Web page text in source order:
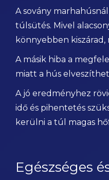
A sovány
túlsütés. Mivel
könnyebben kiszárad,
A másik hiba a
miatt a hús
A jó eredményhez
idő és pihentetés
kerülni a túl magas
Egészséges